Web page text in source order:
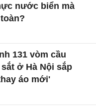
nước biển mà
131 vòm cầu
ở Hà Nội sắp
áo mới'